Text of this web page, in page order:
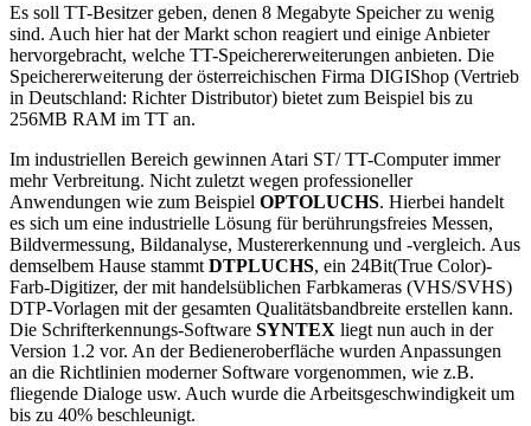
Es soll TT-Besitzer geben, denen 8 Megabyte Speicher zu wenig
sind. Auch hier hat der Markt schon reagiert und einige Anbieter
hervorgebracht, welche TT-Speichererweiterungen anbieten. Die
Speichererweiterung der österreichischen Firma DIGIShop (Vertrieb
in Deutschland: Richter Distributor) bietet zum Beispiel bis zu
256MB RAM im TT an.
Im industriellen Bereich gewinnen Atari ST/ TT-Computer immer
mehr Verbreitung. Nicht zuletzt wegen professioneller
Anwendungen wie zum Beispiel OPTOLUCHS. Hierbei handelt
es sich um eine industrielle Lösung für berührungsfreies Messen,
Bildvermessung, Bildanalyse, Mustererkennung und -vergleich. Aus
demselbem Hause stammt DTPLUCHS, ein 24Bit(True Color)-
Farb-Digitizer, der mit handelsüblichen Farbkameras (VHS/SVHS)
DTP-Vorlagen mit der gesamten Qualitätsbandbreite erstellen kann.
Die Schrifterkennungs-Software SYNTEX liegt nun auch in der
Version 1.2 vor. An der Bedieneroberfläche wurden Anpassungen
an die Richtlinien moderner Software vorgenommen, wie z.B.
fliegende Dialoge usw. Auch wurde die Arbeitsgeschwindigkeit um
bis zu 40% beschleunigt.